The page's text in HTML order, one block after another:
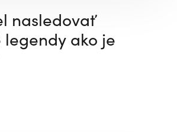
nasledovať
legendy ako je